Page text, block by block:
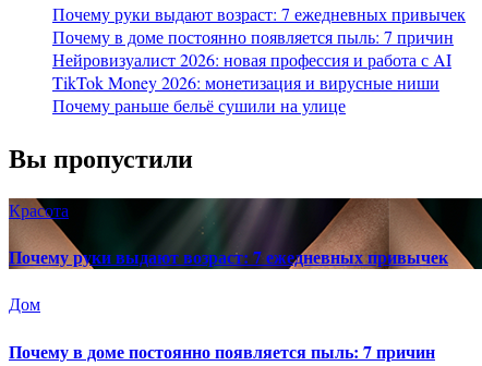
Почему руки выдают возраст: 7 ежедневных привычек
Почему в доме постоянно появляется пыль: 7 причин
Нейровизуалист 2026: новая профессия и работа с AI
TikTok Money 2026: монетизация и вирусные ниши
Почему раньше бельё сушили на улице
Вы пропустили
Красота
Почему руки выдают возраст: 7 ежедневных привычек
Дом
Почему в доме постоянно появляется пыль: 7 причин